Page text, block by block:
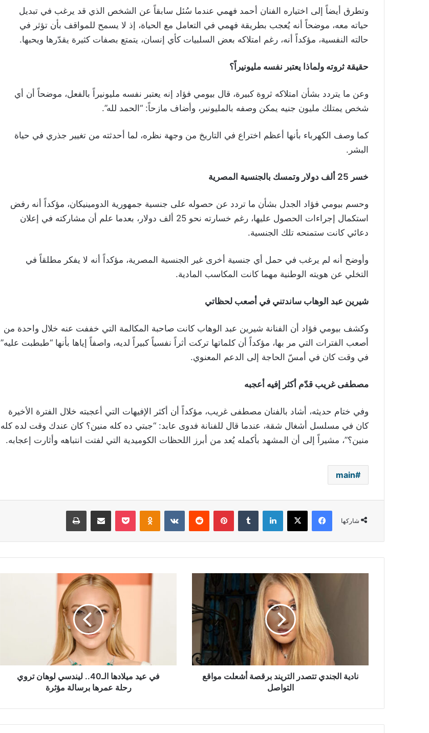
وتطرق أيضاً إلى اختياره الفنان أحمد فهمي عندما سُئل سابقاً عن الشخص الذي قد يرغب في تبديل
حياته معه، موضحاً أنه يُعجب بطريقة فهمي في التعامل مع الحياة، إذ لا يسمح للمواقف بأن تؤثر في
حالته النفسية، مؤكداً أنه، رغم امتلاكه بعض السلبيات كأي إنسان، يتمتع بصفات كثيرة يقدّرها ويحبها.
حقيقة ثروته ولماذا يعتبر نفسه مليونيراً؟
وعن ما يتردد بشأن امتلاكه ثروة كبيرة، قال بيومي فؤاد إنه يعتبر نفسه مليونيراً بالفعل، موضحاً أن أي
شخص يمتلك مليون جنيه يمكن وصفه بالمليونير، وأضاف مازحاً: “الحمد لله”.
كما وصف الكهرباء بأنها أعظم اختراع في التاريخ من وجهة نظره، لما أحدثته من تغيير جذري في حياة
البشر.
خسر 25 ألف دولار وتمسك بالجنسية المصرية
وحسم بيومي فؤاد الجدل بشأن ما تردد عن حصوله على جنسية جمهورية الدومينيكان، مؤكداً أنه رفض
استكمال إجراءات الحصول عليها، رغم خسارته نحو 25 ألف دولار، بعدما علم أن مشاركته في إعلان
دعائي كانت ستمنحه تلك الجنسية.
وأوضح أنه لم يرغب في حمل أي جنسية أخرى غير الجنسية المصرية، مؤكداً أنه لا يفكر مطلقاً في
التخلي عن هويته الوطنية مهما كانت المكاسب المادية.
شيرين عبد الوهاب ساندتني في أصعب لحظاتي
وكشف بيومي فؤاد أن الفنانة شيرين عبد الوهاب كانت صاحبة المكالمة التي خففت عنه خلال واحدة من
أصعب الفترات التي مر بها، مؤكداً أن كلماتها تركت أثراً نفسياً كبيراً لديه، واصفاً إياها بأنها “طبطبت عليه”
في وقت كان في أمسّ الحاجة إلى الدعم المعنوي.
مصطفى غريب قدّم أكثر إفيه أعجبه
وفي ختام حديثه، أشاد بالفنان مصطفى غريب، مؤكداً أن أكثر الإفيهات التي أعجبته خلال الفترة الأخيرة
كان في مسلسل أشغال شقة، عندما قال للفنانة فدوى عابد: “جبتي ده كله منين؟ كان عندك وقت لده كله
منين؟”، مشيراً إلى أن المشهد بأكمله يُعد من أبرز اللحظات الكوميدية التي لفتت انتباهه وأثارت إعجابه.
main
شاركها
فيسبوك ‫X لينكدإن بينتيريست Odnoklassniki
‫Pocket مشاركة عبر البريد طباعة
نادية الجندي تتصدر التريند برقصة أشعلت مواقع
التواصل
عمرها
برسالة
في عيد ميلادها الـ40.. ليندسي لوهان تروي
رحلة عمرها برسالة مؤثرة